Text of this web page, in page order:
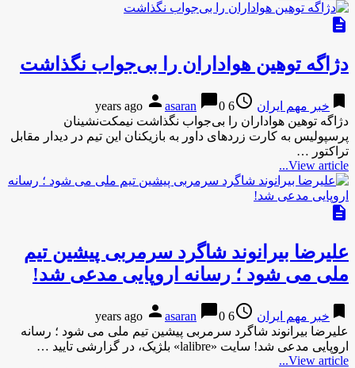
description
دژاگه توهین هواداران را بی‌جواب نگذاشت
bookmark خبر مهم ایران access_time
6 years ago
person asaran chat_bubble0
دژاگه توهین هواداران را بی‌جواب نگذاشت نیمکت‌نشینان
پرسپولیس به کارت زردهای داور به بازیکنان این تیم در دیدار مقابل
تراکتور …
View article...
description
علیرضا بیرانوند شاگرد سرمربی پیشین تیم
ملی می شود ؛ رسانه اروپایی مدعی شد!
bookmark خبر مهم ایران access_time
6 years ago
person asaran chat_bubble0
علیرضا بیرانوند شاگرد سرمربی پیشین تیم ملی می شود ؛ رسانه
اروپایی مدعی شد! سایت «lalibre» بلژیک، در گزارشی تایید …
View article...